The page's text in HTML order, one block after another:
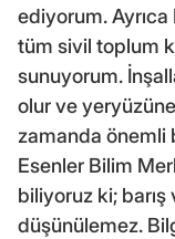
ediyorum.
tüm sivil toplum
sunuyorum.
olur ve
zamanda önemli
Esenler Bilim
biliyoruz ki;
düşünülemez.